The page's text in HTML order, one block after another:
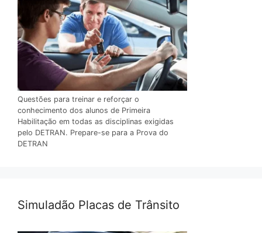
Questões para treinar e reforçar o
conhecimento dos alunos de Primeira
Habilitação em todas as disciplinas exigidas
pelo DETRAN. Prepare-se para a Prova do
DETRAN
Simuladão Placas de Trânsito